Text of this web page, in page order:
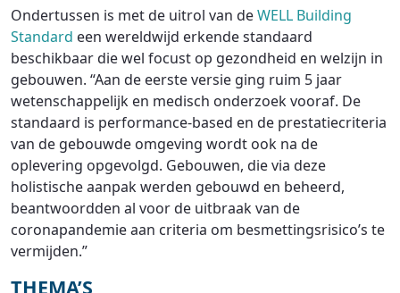
Ondertussen is met de uitrol van deWELL Building
Standard een wereldwijd erkende standaard
beschikbaar die wel focust op gezondheid en welzijn in
gebouwen. “Aan de eerste versie ging ruim 5 jaar
wetenschappelijk en medisch onderzoek vooraf. De
standaard is performance-based en de prestatiecriteria
van de gebouwde omgeving wordt ook na de
oplevering opgevolgd. Gebouwen, die via deze
holistische aanpak werden gebouwd en beheerd,
beantwoordden al voor de uitbraak van de
coronapandemie aan criteria om besmettingsrisico’s te
vermijden.”
THEMA’S